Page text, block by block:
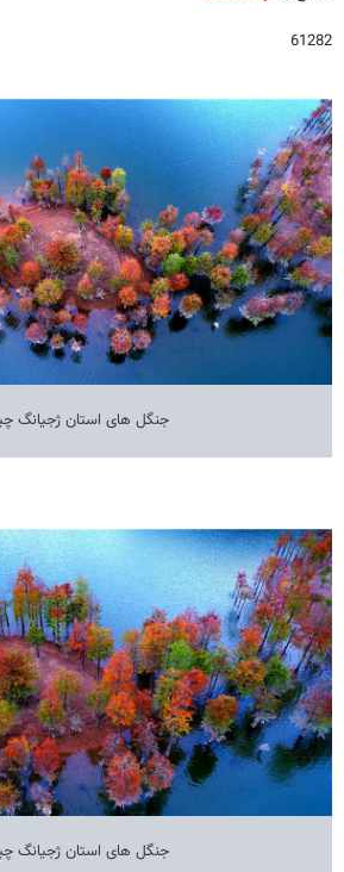
61282
جنگل های استان ژجیانگ
جنگل های استان ژجیانگ